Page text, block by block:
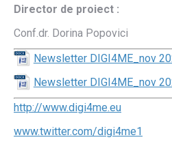
Director de proiect :
Conf.dr. Dorina Popovici
Newsletter DIGI4ME_nov
Newsletter DIGI4ME_nov
http://www.digi4me.eu
www.twitter.com/digi4me1